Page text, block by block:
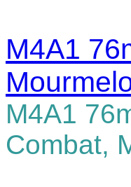
M4A1
M4A1
Combat,